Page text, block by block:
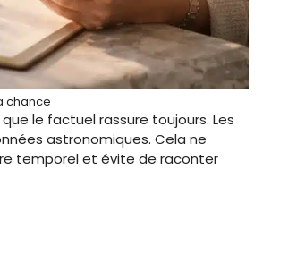
chance
le factuel rassure toujours. Les
astronomiques. Cela ne
temporel et évite de raconter